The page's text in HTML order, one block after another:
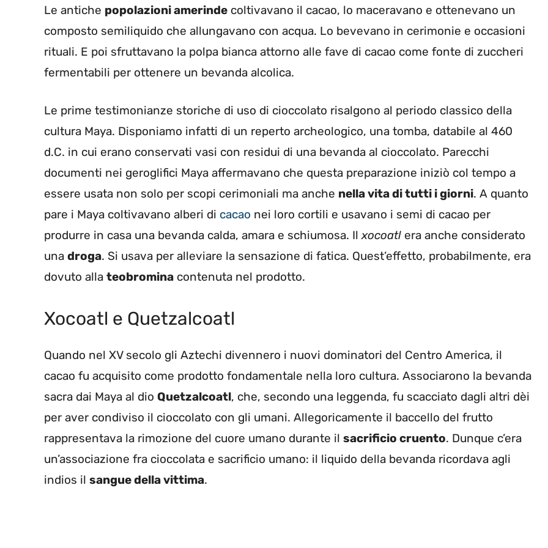
Le antiche popolazioni amerinde coltivavano il cacao, lo maceravano e ottenevano un
composto semiliquido che allungavano con acqua. Lo bevevano in cerimonie e occasioni
rituali. E poi sfruttavano la polpa bianca attorno alle fave di cacao come fonte di zuccheri
fermentabili per ottenere un bevanda alcolica.
Le prime testimonianze storiche di uso di cioccolato risalgono al periodo classico della
cultura Maya. Disponiamo infatti di un reperto archeologico, una tomba, databile al 460
d.C. in cui erano conservati vasi con residui di una bevanda al cioccolato. Parecchi
documenti nei geroglifici Maya affermavano che questa preparazione iniziò col tempo a
essere usata non solo per scopi cerimoniali ma anche nella vita di tutti i giorni. A quanto
pare i Maya coltivavano alberi di cacao nei loro cortili e usavano i semi di cacao per
produrre in casa una bevanda calda, amara e schiumosa. Ilxocoatl era anche considerato
una droga. Si usava per alleviare la sensazione di fatica. Quest’effetto, probabilmente, era
dovuto alla teobromina contenuta nel prodotto.
Xocoatl e Quetzalcoatl
Quando nel XV secolo gli Aztechi divennero i nuovi dominatori del Centro America, il
cacao fu acquisito come prodotto fondamentale nella loro cultura. Associarono la bevanda
sacra dai Maya al dio Quetzalcoatl, che, secondo una leggenda, fu scacciato dagli altri dèi
per aver condiviso il cioccolato con gli umani. Allegoricamente il baccello del frutto
rappresentava la rimozione del cuore umano durante il sacrificio cruento. Dunque c’era
un’associazione fra cioccolata e sacrificio umano: il liquido della bevanda ricordava agli
indios il sangue della vittima.